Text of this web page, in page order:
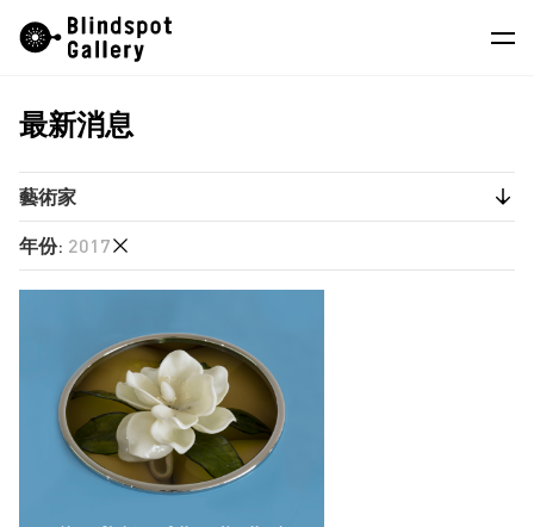
藝術家
展覽
藝博會
最新消息
關於我們
Instagram 微信公眾號
最新消息
藝術家
任航
徐世琪
蔣鵬奕
年份: 2017
2026
2023